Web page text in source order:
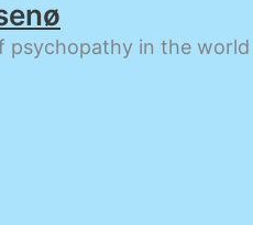
psychopathy in the world